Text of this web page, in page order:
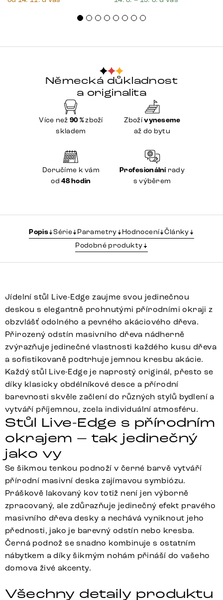
Německá důkladnost
a originalita
Více než 90 %zboží
skladem
Zbožívyneseme
až do bytu
Doručíme k vám
od48 hodin
Profesionálnírady
s výběrem
Popis Série Parametry Hodnocení Články
Podobné produkty
Jídelní stůl Live-Edge zaujme svou jedinečnou
deskou s elegantně prohnutými přírodními okraji z
obzvlášť odolného a pevného akáciového dřeva.
Přirozený odstín masivního dřeva nádherně
zvýrazňuje jedinečné vlastnosti každého kusu dřeva
a sofistikovaně podtrhuje jemnou kresbu akácie.
Každý stůl Live-Edge je naprostý originál, přesto se
díky klasicky obdélníkové desce a přírodní
barevnosti skvěle začlení do různých stylů bydlení a
vytváří příjemnou, zcela individuální atmosféru.
Stůl Live-Edge s přírodním
okrajem – tak jedinečný
jako vy
Se šikmou tenkou podnoží v černé barvě vytváří
přírodní masivní deska zajímavou symbiózu.
Práškově lakovaný kov totiž není jen výborně
zpracovaný, ale zdůrazňuje jedinečný efekt pravého
masivního dřeva desky a nechává vyniknout jeho
přednosti, jako je barevný odstín nebo kresba.
Černá podnož se snadno kombinuje s ostatním
nábytkem a díky šikmým nohám přináší do vašeho
domova živé akcenty.
Všechny detaily produktu